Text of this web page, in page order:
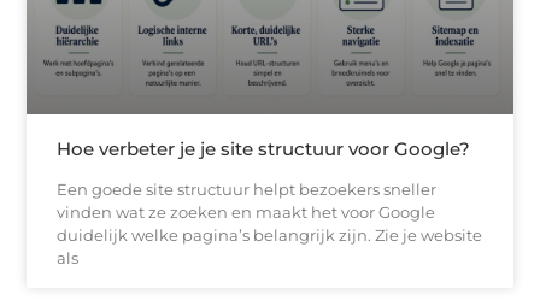
Hoe verbeter je je site structuur voor Google?
Een goede site structuur helpt bezoekers sneller
vinden wat ze zoeken en maakt het voor Google
duidelijk welke pagina’s belangrijk zijn. Zie je website
als